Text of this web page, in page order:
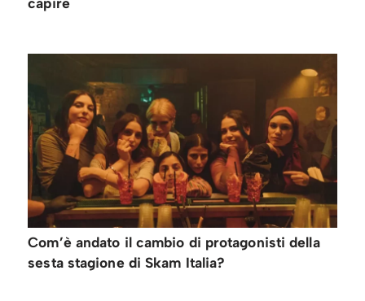
Com’è andato il cambio di protagonisti della
sesta stagione di Skam Italia?